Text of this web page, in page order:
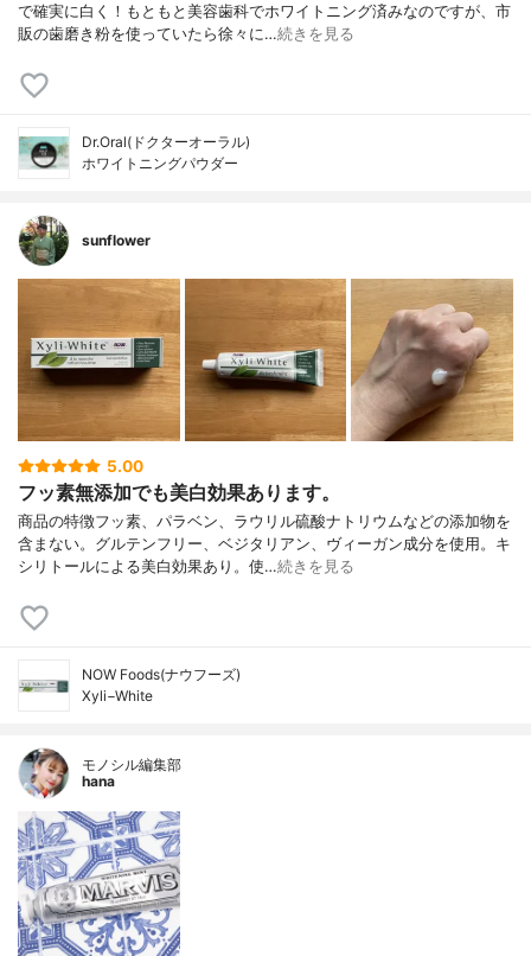
で確実に白く！もともと美容歯科でホワイトニング済みなのですが、市
販の歯磨き粉を使っていたら徐々に…続きを見る
Dr.Oral(ドクターオーラル)
ホワイトニングパウダー
sunflower
5.00
フッ素無添加でも美白効果あります。
商品の特徴フッ素、パラベン、ラウリル硫酸ナトリウムなどの添加物を
含まない。グルテンフリー、ベジタリアン、ヴィーガン成分を使用。キ
シリトールによる美白効果あり。使…続きを見る
NOW Foods(ナウフーズ)
Xyli−White
モノシル編集部
hana